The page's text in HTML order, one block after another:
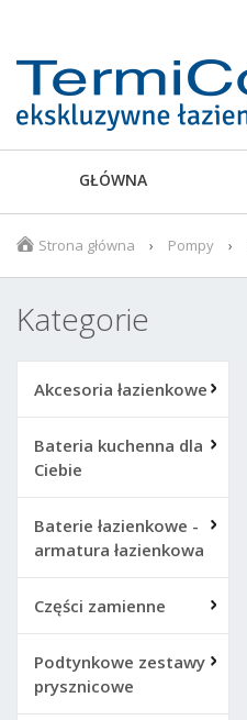
GŁÓWNA
Strona główna Pompy
Kategorie
Akcesoria łazienkowe
Bateria kuchenna dla
Ciebie
Baterie łazienkowe -
armatura łazienkowa
Części zamienne
Podtynkowe zestawy
prysznicowe